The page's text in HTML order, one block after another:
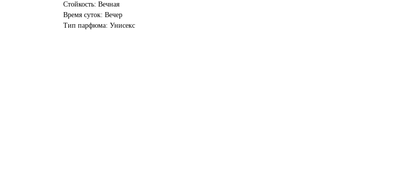
Стойкость: Вечная
Время суток: Вечер
Тип парфюма: Унисекс